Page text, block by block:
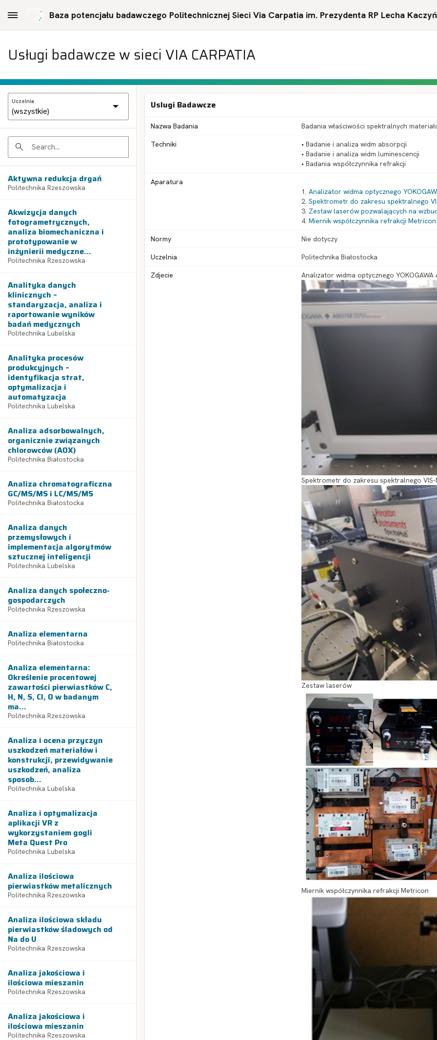
Baza potencjału badawczego Politechnicznej Sieci Via Carpatia im. Prezydenta RP Lecha
Usługi badawcze w sieci VIA CARPATIA
Uczelnia
Search
Aktywna redukcja drgań
Politechnika Rzeszowska
Akwizycja danych
fotogrametrycznych,
analiza biomechaniczna i
prototypowanie w
inżynierii medyczne...
Politechnika Rzeszowska
Analityka danych
klinicznych –
standaryzacja, analiza i
raportowanie wyników
badań medycznych
Politechnika Lubelska
Analityka procesów
produkcyjnych –
identyfikacja strat,
optymalizacja i
automatyzacja
Politechnika Lubelska
Analiza adsorbowalnych,
organicznie związanych
chlorowców (AOX)
Politechnika Białostocka
Analiza chromatograficzna
GC/MS/MS i LC/MS/MS
Politechnika Białostocka
Analiza danych
przemysłowych i
implementacja algorytmów
sztucznej inteligencji
Politechnika Lubelska
Analiza danych społeczno-
gospodarczych
Politechnika Rzeszowska
Analiza elementarna
Politechnika Białostocka
Analiza elementarna:
Określenie procentowej
zawartości pierwiastków C,
H, N, S, Cl, O w badanym
ma...
Politechnika Rzeszowska
Analiza i ocena przyczyn
uszkodzeń materiałów i
konstrukcji, przewidywanie
uszkodzeń, analiza
sposob...
Politechnika Lubelska
Analiza i optymalizacja
aplikacji VR z
wykorzystaniem gogli
Meta Quest Pro
Politechnika Lubelska
Analiza ilościowa
pierwiastków metalicznych
Politechnika Rzeszowska
Analiza ilościowa składu
pierwiastków śladowych od
Na do U
Politechnika Rzeszowska
Analiza jakościowa i
ilościowa mieszanin
Politechnika Rzeszowska
Analiza jakościowa i
ilościowa mieszanin
Politechnika Rzeszowska
Uslugi Badawcze
Nazwa Badania Badania właściwości spektralnych
Techniki
• Badanie i analiza widm absorpcji
• Badanie i analiza widm luminescencji
• Badania współczynnika refrakcji
Aparatura
1. Analizator widma optycznego
2. Spektrometr do zakresu spektralnego
3. Zestaw laserów pozwalających na
4. Miernik współczynnika refrakcji Metricon
Normy Nie dotyczy
Uczelnia Politechnika Białostocka
Zdjecie Analizator widma optycznego YOKOGAWA
Spektrometr do zakresu spektralnego VIS-
Zestaw laserów
Miernik współczynnika refrakcji Metricon